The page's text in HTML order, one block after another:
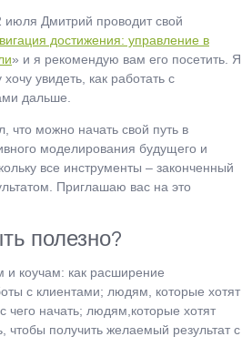
Дмитрий проводит свой
достижения: управление в
» и я рекомендую вам его посетить. Я
увидеть, как работать с
дальше.
что можно начать свой путь в
моделирования будущего и
все инструменты – законченный
Приглашаю вас на это
полезно?
и коучам: как расширение
с клиентами; людям, которые хотят
чего начать; людям,которые хотят
чтобы получить желаемый результат с